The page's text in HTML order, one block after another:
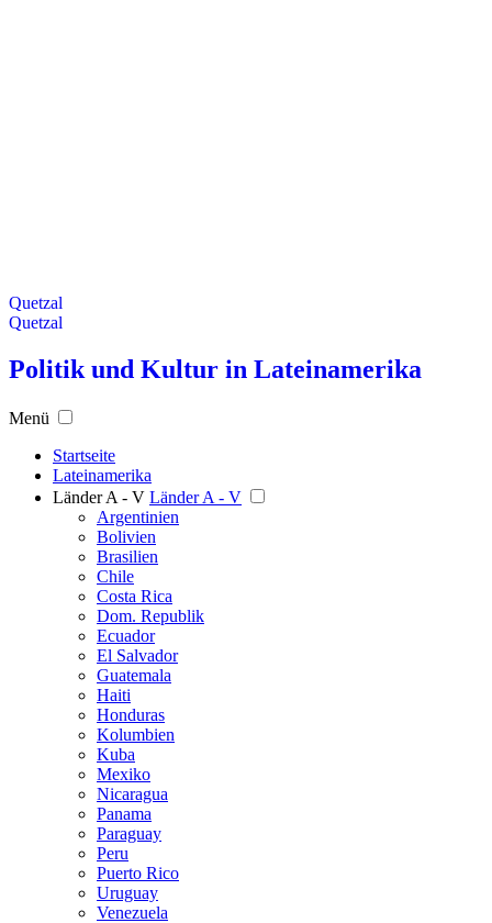
Quetzal
Quetzal
Politik und Kultur in Lateinamerika
Menü
Startseite
Lateinamerika
Länder A - V Länder A - V
Argentinien
Bolivien
Brasilien
Chile
Costa Rica
Dom. Republik
Ecuador
El Salvador
Guatemala
Haiti
Honduras
Kolumbien
Kuba
Mexiko
Nicaragua
Panama
Paraguay
Peru
Puerto Rico
Uruguay
Venezuela